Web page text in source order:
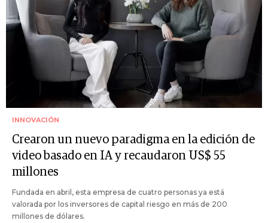
INNOVACIÓN
Crearon un nuevo paradigma en la edición de
video basado en IA y recaudaron US$ 55
millones
Fundada en abril, esta empresa de cuatro personas ya está
valorada por los inversores de capital riesgo en más de 200
millones de dólares.